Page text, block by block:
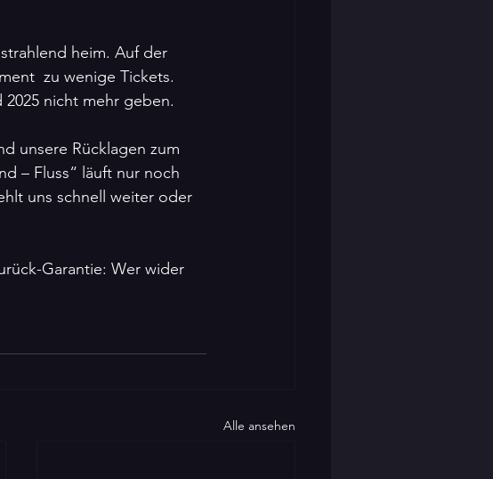
heim. Auf der
zu wenige Tickets.
nicht mehr geben.
unsere Rücklagen zum
– Fluss“ läuft nur noch
uns schnell weiter oder
Garantie: Wer wider
Alle ansehen